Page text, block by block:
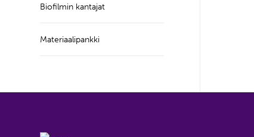
Biofilmin kantajat
Materiaalipankki